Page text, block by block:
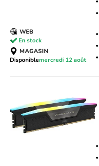
WEB
En stock
MAGASIN
Disponiblemercredi 12 août